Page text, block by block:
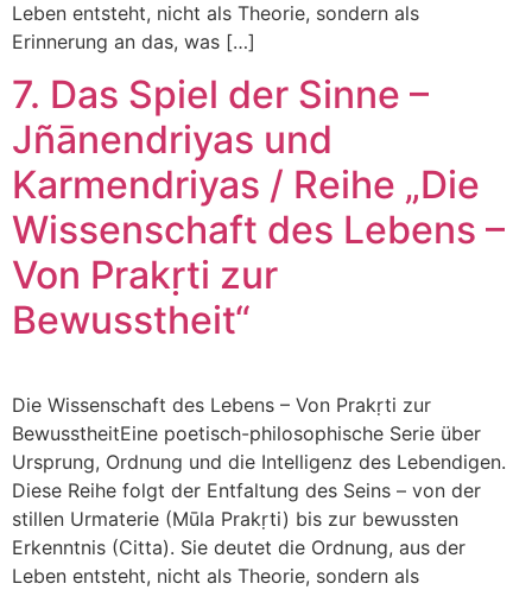
Leben entsteht, nicht als Theorie, sondern als
Erinnerung an das, was […]
7. Das Spiel der Sinne –
Jñānendriyas und
Karmendriyas / Reihe „Die
Wissenschaft des Lebens –
Von Prakṛti zur
Bewusstheit“
Die Wissenschaft des Lebens – Von Prakṛti zur
BewusstheitEine poetisch-philosophische Serie über
Ursprung, Ordnung und die Intelligenz des Lebendigen.
Diese Reihe folgt der Entfaltung des Seins – von der
stillen Urmaterie (Mūla Prakṛti) bis zur bewussten
Erkenntnis (Citta). Sie deutet die Ordnung, aus der
Leben entsteht, nicht als Theorie, sondern als